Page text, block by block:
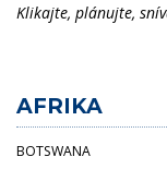
Klikajte, plánujte,
AFRIKA
BOTSWANA